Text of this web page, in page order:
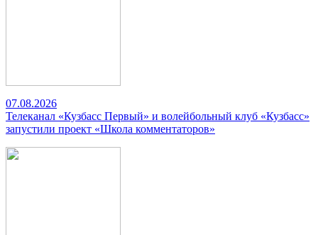
07.08.2026
Телеканал «Кузбасс Первый» и волейбольный клуб «Кузбасс»
запустили проект «Школа комментаторов»